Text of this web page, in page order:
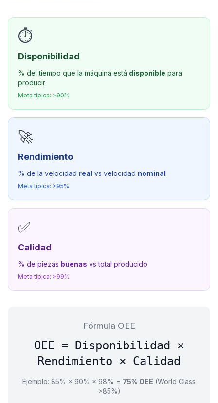
⏱️
Disponibilidad
% del tiempo que la máquina está disponible para
producir
Meta típica: >90%
🚀
Rendimiento
% de la velocidad real vs velocidad nominal
Meta típica: >95%
✅
Calidad
% de piezas buenas vs total producido
Meta típica: >99%
Fórmula OEE
OEE = Disponibilidad ×
Rendimiento × Calidad
Ejemplo: 85% × 90% × 98% = 75% OEE (World Class
>85%)